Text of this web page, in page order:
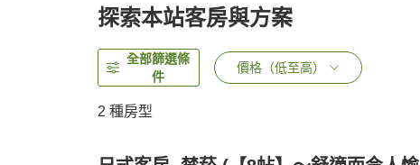
探索本站客房與方案
全部篩選條
件
價格（低至高）
2 種房型